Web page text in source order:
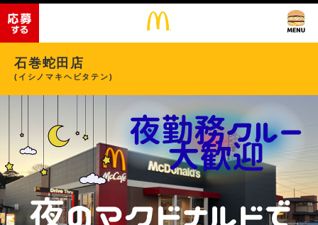
石巻蛇田店
(イシノマキヘビタテン)